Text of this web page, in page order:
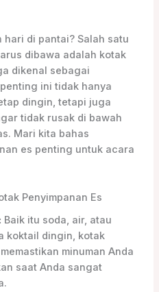
hari di pantai? Salah satu
dibawa adalah kotak
dikenal sebagai
ini tidak hanya
dingin, tetapi juga
tidak rusak di bawah
Mari kita bahas
es penting untuk acara
Penyimpanan Es
Baik itu soda, air, atau
koktail dingin, kotak
minuman Anda
saat Anda sangat